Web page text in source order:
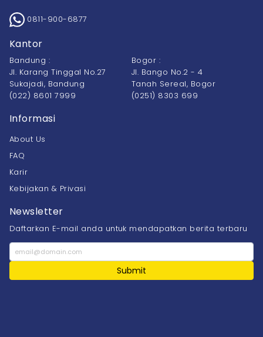
0811-900-6877
Kantor
Bandung :
Jl. Karang Tinggal No.27
Sukajadi, Bandung
(022) 8601 7999
Bogor :
Jl. Bango No.2 - 4
Tanah Sereal, Bogor
(0251) 8303 699
Informasi
About Us
FAQ
Karir
Kebijakan & Privasi
Newsletter
Daftarkan E-mail anda untuk mendapatkan berita terbaru
Submit